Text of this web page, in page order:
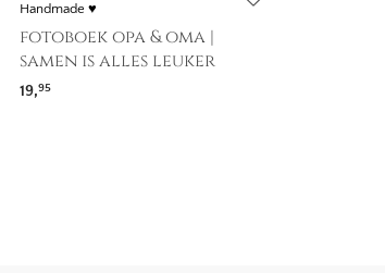
Handmade ♥
fotoboek opa & oma |
samen is alles leuker
19,95